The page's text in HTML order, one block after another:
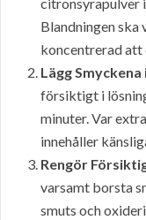
Blandningen ska
koncentrerad att
Lägg Smyckena
försiktigt i
minuter. Var
innehåller
Rengör
varsamt borsta
smuts och